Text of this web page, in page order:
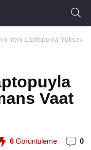
Yeni Laptopuyla Yüksek
Vaat
6 Görüntüleme 0